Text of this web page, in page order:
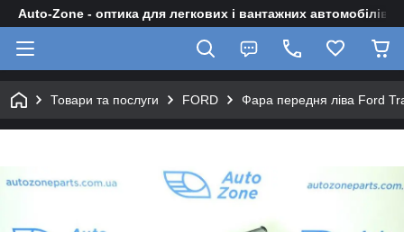
Auto-Zone - оптика для легкових і вантажних автомобілів
Товари та послуги FORD Фара передня ліва Ford